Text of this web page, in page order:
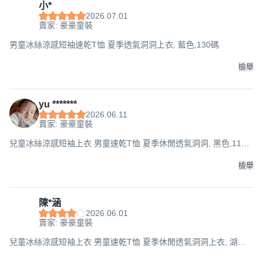
小*
2026.07.01
賣家: 豪豪童裝
男童冰絲涼感短袖速乾T恤 夏季透氣洞洞上衣, 藍色,130碼
檢舉
yu *******
2026.06.11
賣家: 豪豪童裝
兒童冰絲涼感短袖上衣 男童速乾T恤 夏季休閒透氣洞洞, 黑色,110
檢舉
陳*涵
2026.06.01
賣家: 豪豪童裝
兒童冰絲涼感短袖上衣 男童速乾T恤 夏季休閒透氣洞洞上衣, 湖